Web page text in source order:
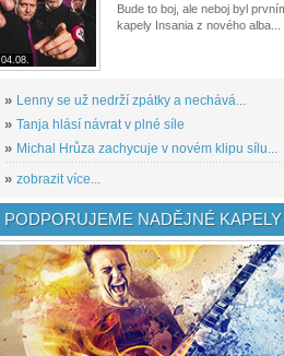
04.08.
Bude to boj, ale neboj byl
kapely Insania z nového alba...
» Lenny se už nedrží zpátky a nechává...
» Tanja hlásí návrat v plné síle
» Michal Hrůza zachycuje v novém klipu sílu...
» zobrazit více...
PODPORUJEME NADĚJNÉ KAPELY